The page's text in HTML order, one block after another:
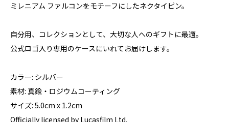
ミレニアム ファルコンをモチーフにしたネクタイピン。
自分用、コレクションとして、大切な人へのギフトに最適。
公式ロゴ入り専用のケースにいれてお届けします。
カラー: シルバー
素材: 真鍮・ロジウムコーティング
サイズ: 5.0cm x 1.2cm
Officially licensed by Lucasfilm Ltd.